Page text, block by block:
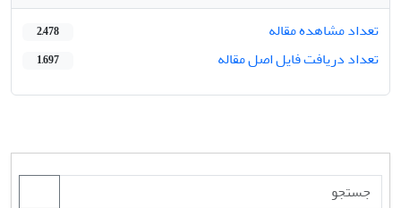
تعداد مشاهده مقاله
2,478
تعداد دریافت فایل اصل مقاله 1,697